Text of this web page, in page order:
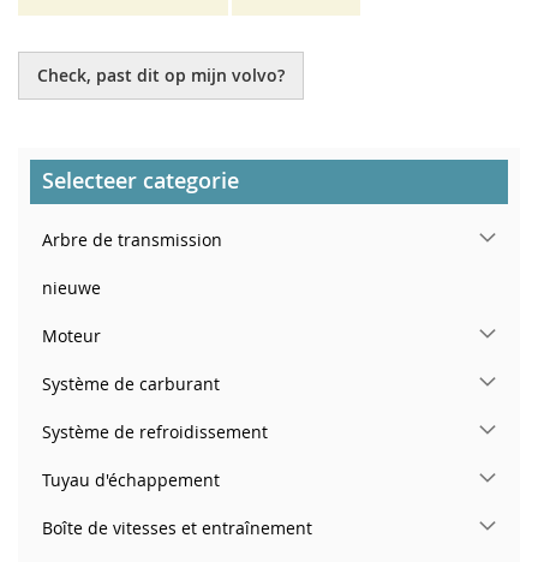
Check, past dit op mijn volvo?
Selecteer categorie
Arbre de transmission
nieuwe
Moteur
Système de carburant
Système de refroidissement
Tuyau d'échappement
Boîte de vitesses et entraînement